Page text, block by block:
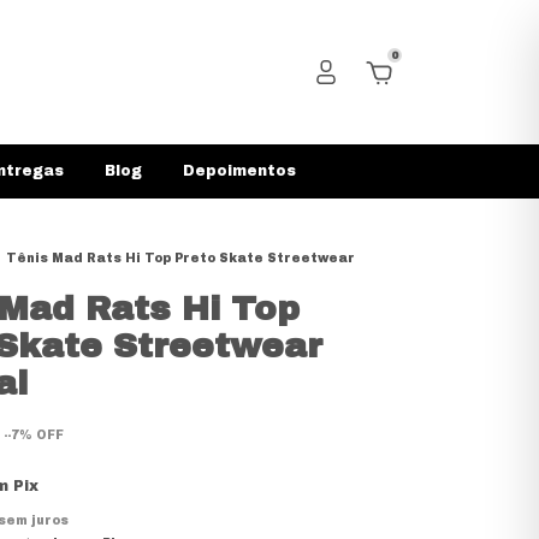
0
Blog Depoimentos
Tênis Mad Rats Hi Top Preto Skate Streetwear
Rats Hi Top
Streetwear
--7% OFF
Pix
juros